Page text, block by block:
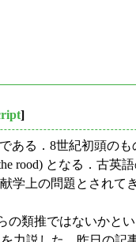
]
ある．8世紀初頭の
rood) となる．古英
学上の問題とされて
類推ではないかと